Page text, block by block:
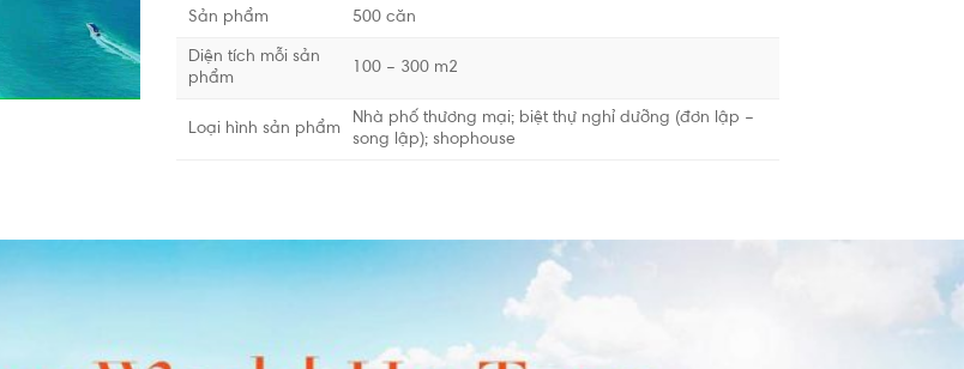
Sản phẩm 500 căn
Diện tích mỗi sản
phẩm
100 – 300 m2
Loại hình sản phẩm
Nhà phố thương mại; biệt thự nghỉ dưỡng (đơn lập –
song lập); shophouse